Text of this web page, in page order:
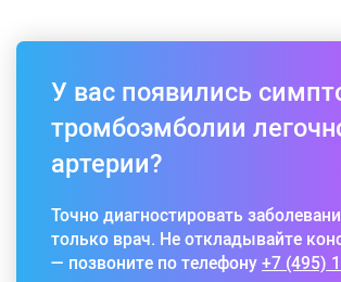
У вас появились
тромбоэмболии
артерии?
Точно диагностировать
только врач. Не откладывайте
— позвоните по телефону+7 (495)